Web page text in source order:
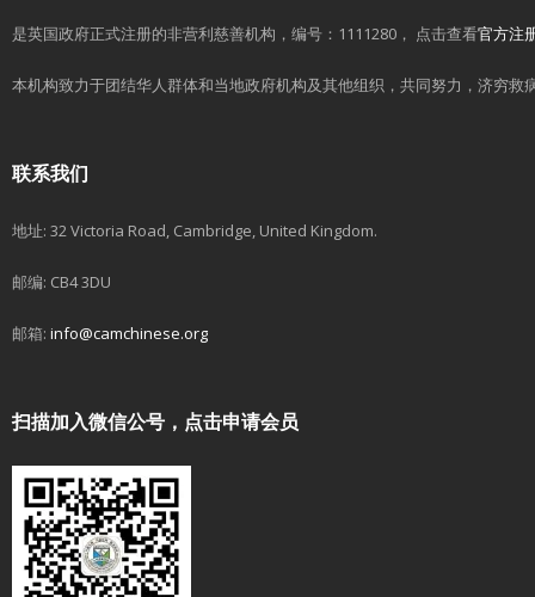
是英国政府正式注册的非营利慈善机构，编号：1111280， 点击查看官方注
本机构致力于团结华人群体和当地政府机构及其他组织，共同努力，济穷
联系我们
地址: 32 Victoria Road, Cambridge, United Kingdom.
邮编: CB4 3DU
邮箱: info@camchinese.org
扫描加入微信公号，点击申请会员